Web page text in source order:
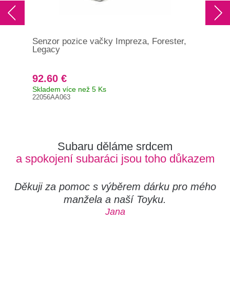
Senzor pozice vačky Impreza, Forester,
Legacy
92.60 €
Skladem více než 5 Ks
22056AA063
Subaru děláme srdcem
a spokojení subaráci jsou toho důkazem
Děkuji za pomoc s výběrem dárku pro mého
manžela a naší Toyku.
Jana